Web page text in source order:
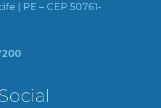
| PE – CEP 50761-